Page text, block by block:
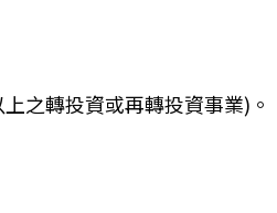
之轉投資或再轉投資事業)。